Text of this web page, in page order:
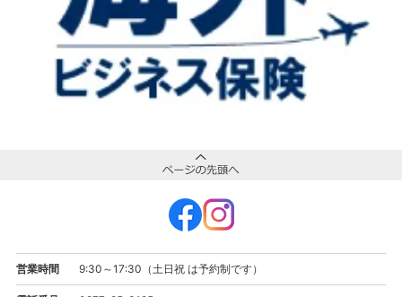
営業時間 9:30～17:30（土日祝 は予約制です）